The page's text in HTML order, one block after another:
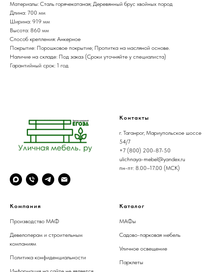
Материалы: Сталь горячекатаная; Деревянный брус хвойных пород
Длина: 700 мм
Ширина: 919 мм
Высота: 860 мм
Способ крепления: Анкерное
Покрытие: Порошковое покрытие; Пропитка на масляной основе.
Наличие на складе: Под заказ (Сроки уточняйте у специалиста)
Гарантийный срок: 1 год
Контакты
г. Таганрог, Мариупольское шоссе
54/7
+7 (800) 200-87-50
ulichnaya-mebel@yandex.ru
пн-пт: 8.00–17.00 (МСК)
Компания
Производство МАФ
Девелоперам и строительным
компаниям
Политика конфиденциальности
Каталог
МАФы
Садово-парковая мебель
Уличное освещение
Парклеты